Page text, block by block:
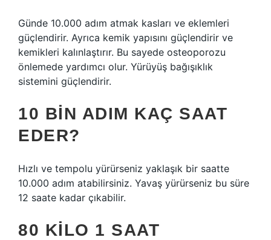
Günde 10.000 adım atmak kasları ve eklemleri
güçlendirir. Ayrıca kemik yapısını güçlendirir ve
kemikleri kalınlaştırır. Bu sayede osteoporozu
önlemede yardımcı olur. Yürüyüş bağışıklık
sistemini güçlendirir.
10 BIN ADIM KAÇ SAAT
EDER?
Hızlı ve tempolu yürürseniz yaklaşık bir saatte
10.000 adım atabilirsiniz. Yavaş yürürseniz bu süre
12 saate kadar çıkabilir.
80 KILO 1 SAAT